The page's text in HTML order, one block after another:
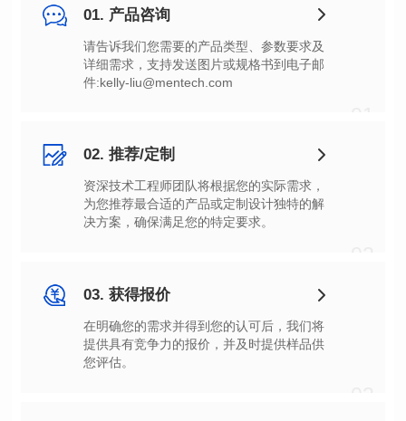
01. 产品咨询
件:kelly-liu@mentech.com
02. 推荐/定制
决方案，确保满足您的特定要求。
03. 获得报价
您评估。